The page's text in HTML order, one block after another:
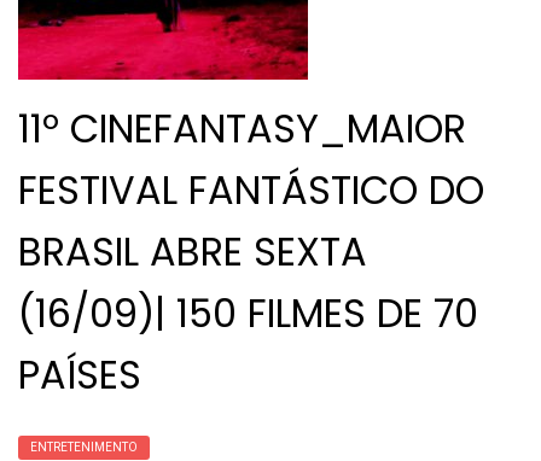
11º CINEFANTASY_MAIOR
FESTIVAL FANTÁSTICO DO
BRASIL ABRE SEXTA
(16/09)| 150 FILMES DE 70
PAÍSES
ENTRETENIMENTO